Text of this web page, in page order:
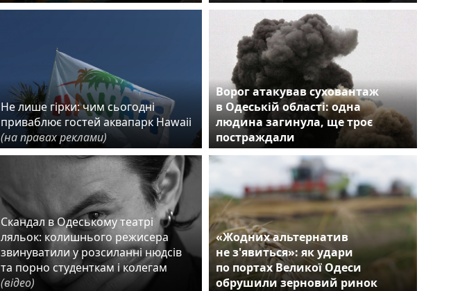
Не лише гірки: чим сьогодні
приваблює гостей аквапарк Hawaii
(на правах реклами)
Ворог атакував суховантаж
в Одеській області: одна
людина загинула, ще троє
постраждали
Скандал в Одеському театрі
ляльок: колишнього режисера
звинуватили у розсиланні нюдсів
та порно студенткам і колегам
(відео)
«Жодних альтернатив
не з'явиться»: як удари
по портах Великої Одеси
обрушили зерновий ринок